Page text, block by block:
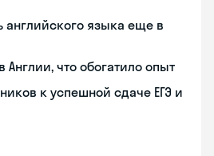
английского языка еще в
Англии, что обогатило опыт
к успешной сдаче ЕГЭ и